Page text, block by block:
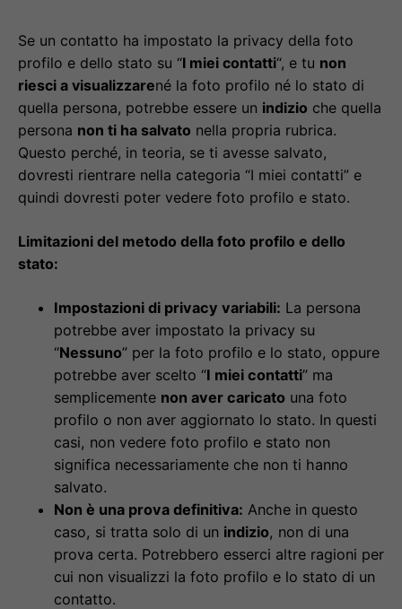
Se un contatto ha impostato la privacy della foto
profilo e dello stato su “I miei contatti“, e tu non
riesci a visualizzarené la foto profilo né lo stato di
quella persona, potrebbe essere un indizio che quella
persona non ti ha salvato nella propria rubrica.
Questo perché, in teoria, se ti avesse salvato,
dovresti rientrare nella categoria “I miei contatti” e
quindi dovresti poter vedere foto profilo e stato.
Limitazioni del metodo della foto profilo e dello
stato:
Impostazioni di privacy variabili: La persona
potrebbe aver impostato la privacy su
“Nessuno” per la foto profilo e lo stato, oppure
potrebbe aver scelto “I miei contatti” ma
semplicemente non aver caricato una foto
profilo o non aver aggiornato lo stato. In questi
casi, non vedere foto profilo e stato non
significa necessariamente che non ti hanno
salvato.
Non è una prova definitiva: Anche in questo
caso, si tratta solo di un indizio, non di una
prova certa. Potrebbero esserci altre ragioni per
cui non visualizzi la foto profilo e lo stato di un
contatto.